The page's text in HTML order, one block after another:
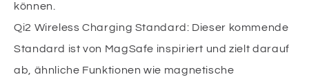
können.
Qi2 Wireless Charging Standard: Dieser kommende
Standard ist von MagSafe inspiriert und zielt darauf
ab, ähnliche Funktionen wie magnetische